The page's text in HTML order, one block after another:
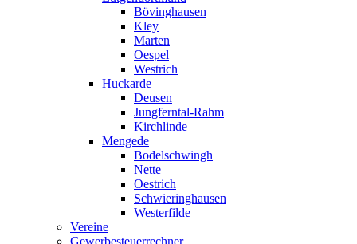
Bövinghausen
Kley
Marten
Oespel
Westrich
Huckarde
Deusen
Jungferntal-Rahm
Kirchlinde
Mengede
Bodelschwingh
Nette
Oestrich
Schwieringhausen
Westerfilde
Vereine
Gewerbesteuerrechner